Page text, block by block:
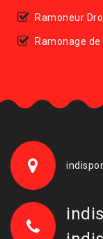
Ramoneur
Ramonage